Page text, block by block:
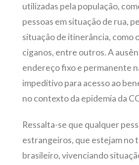
utilizadas pela população,
pessoas em situação de rua,
situação de itinerância, como
ciganos, entre outros. A
endereço fixo e permanente
impeditivo para acesso ao
no contexto da epidemia da
Ressalta-se que qualquer
estrangeiros, que estejam no
brasileiro, vivenciando